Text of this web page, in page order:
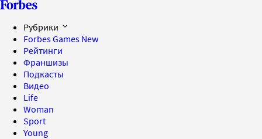
Рубрики
Forbes Games New
Рейтинги
Франшизы
Подкасты
Видео
Life
Woman
Sport
Young